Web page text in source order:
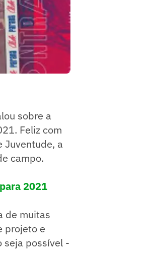
sobre a
Feliz com
Juventude, a
campo.
2021
de muitas
projeto e
seja possível -